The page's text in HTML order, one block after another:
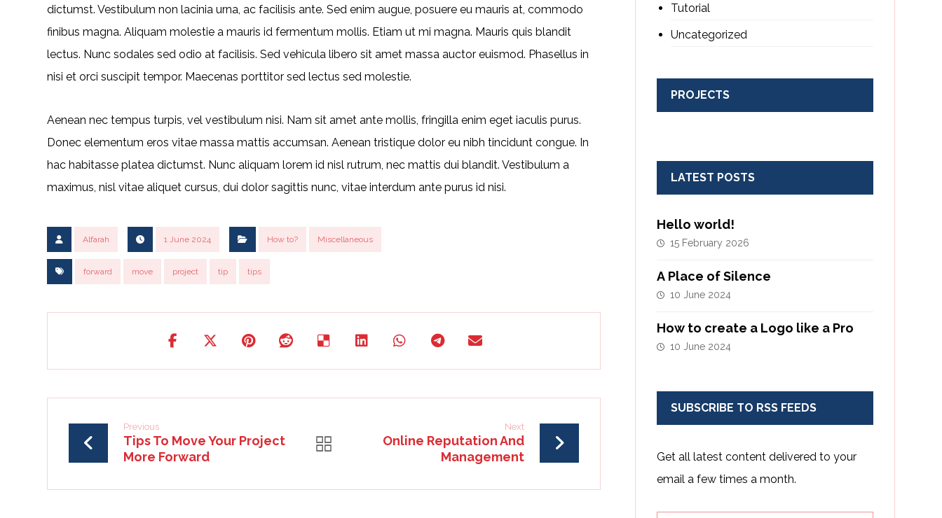
dictumst. Vestibulum non lacinia urna, ac facilisis ante. Sed enim augue, posuere eu mauris at, commodo
finibus magna. Aliquam molestie a mauris id fermentum mollis. Etiam ut mi magna. Mauris quis blandit
lectus. Nunc sodales sed odio at facilisis. Sed vehicula libero sit amet massa auctor euismod. Phasellus in
nisi et orci suscipit tempor. Maecenas porttitor sed lectus sed molestie.
Aenean nec tempus turpis, vel vestibulum nisi. Nam sit amet ante mollis, fringilla enim eget iaculis purus.
Donec elementum eros vitae massa mattis accumsan. Aenean tristique dolor eu nibh tincidunt congue. In
hac habitasse platea dictumst. Nunc aliquam lorem id nisl rutrum, nec mattis dui blandit. Vestibulum a
maximus, nisl vitae aliquet cursus, dui dolor sagittis nunc, vitae interdum ante purus id nisi.
Alfarah 1 June 2024 How to? Miscellaneous
forward move project tip tips
Previous
Tips To Move Your Project
More Forward
Next
Online Reputation And
Management
Tutorial
Uncategorized
PROJECTS
LATEST POSTS
Hello world!
15 February 2026
A Place of Silence
10 June 2024
How to create a Logo like a Pro
10 June 2024
SUBSCRIBE TO RSS FEEDS
Get all latest content delivered to your
email a few times a month.